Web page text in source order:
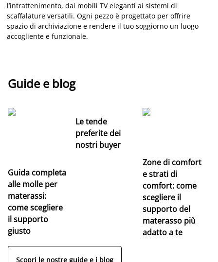
l’intrattenimento, dai mobili TV eleganti ai sistemi di
scaffalature versatili. Ogni pezzo è progettato per offrire
spazio di archiviazione e rendere il tuo soggiorno un luogo
accogliente e funzionale.
Guide e blog
Guida completa
alle molle per
materassi:
come scegliere
il supporto
giusto
Le tende
preferite dei
nostri buyer
Zone di comfort
e strati di
comfort: come
scegliere il
supporto del
materasso più
adatto a te
Scopri le nostre guide e i blog